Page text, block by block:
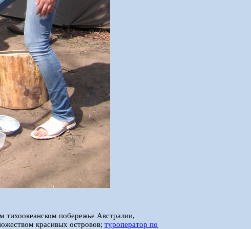
тихоокеанском побережье Австралии,
красивых островов; туроператор по